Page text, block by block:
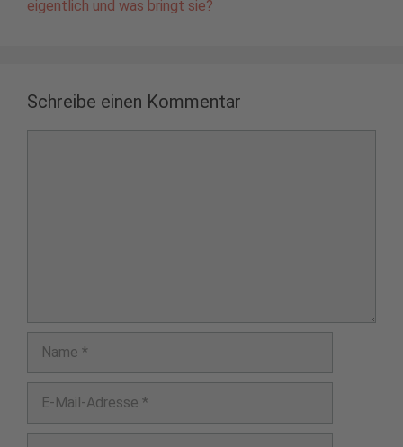
eigentlich und was bringt sie?
Schreibe einen Kommentar
Adresse